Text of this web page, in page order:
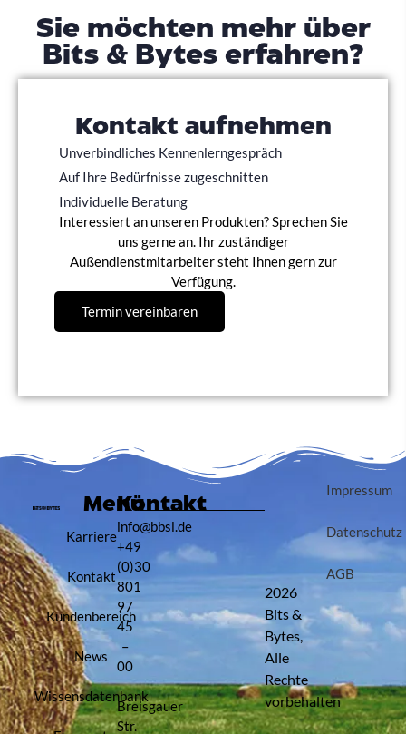
Sie möchten mehr über
Bits & Bytes erfahren?
Kontakt aufnehmen
Unverbindliches Kennenlerngespräch
Auf Ihre Bedürfnisse zugeschnitten
Individuelle Beratung
Interessiert an unseren Produkten? Sprechen Sie
uns gerne an. Ihr zuständiger
Außendienstmitarbeiter steht Ihnen gern zur
Verfügung.
Termin vereinbaren
Menü
Karriere
Kontakt
Kundenbereich
News
Wissensdatenbank
Kontakt
info@bbsl.de
+49
(0)30
801
97
45
–
00
Breisgauer
Str.
2026
Bits &
Bytes,
Alle
Rechte
vorbehalten
Impressum
Datenschutz
AGB